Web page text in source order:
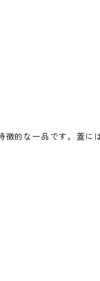
的な一品です。蓋に